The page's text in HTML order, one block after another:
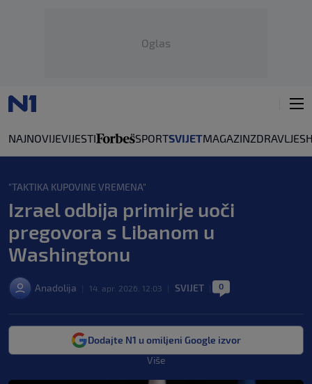
Oglas
NAJNOVIJEVIJESTI SPORTSVIJETMAGAZINZDRAVLJE
"TAKTIKA KUPOVINE VREMENA"
Izrael odbija primirje uoči
pregovora s Libanom u
Washingtonu
Anadolija 14. apr. 2026. 12:03 SVIJET 0
Dodajte N1 u omiljeni Google izvor
Više